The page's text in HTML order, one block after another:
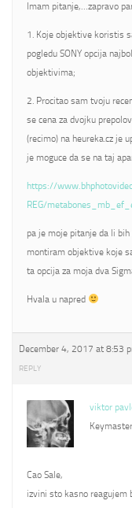
Imam pitanje,…zapravo
1. Koje objektive koristis
pogledu SONY opcija
objektivima;
2. Procitao sam tvoju
se cena za dvojku
(recimo) na heureka.cz je
je moguce da se na taj
https://
REG/
pa je moje pitanje da li bih
montiram objektive koje
ta opcija za moja dva
Hvala u napred
December 4, 2017 at 8:53
REPLY
viktor
Keymaster
Cao Sale,
izvini sto kasno reagujem